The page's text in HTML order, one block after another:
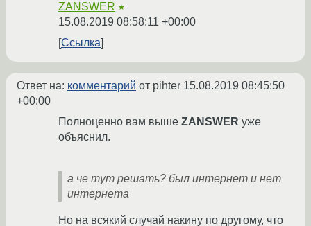
ZANSWER ★
15.08.2019 08:58:11 +00:00
Ссылка
Ответ на: комментарий от pihter 15.08.2019 08:45:50
+00:00
Полноценно вам выше ZANSWER уже
объяснил.
а че тут решать? был интернет и нет
интернета
Но на всякий случай накину по другому, что